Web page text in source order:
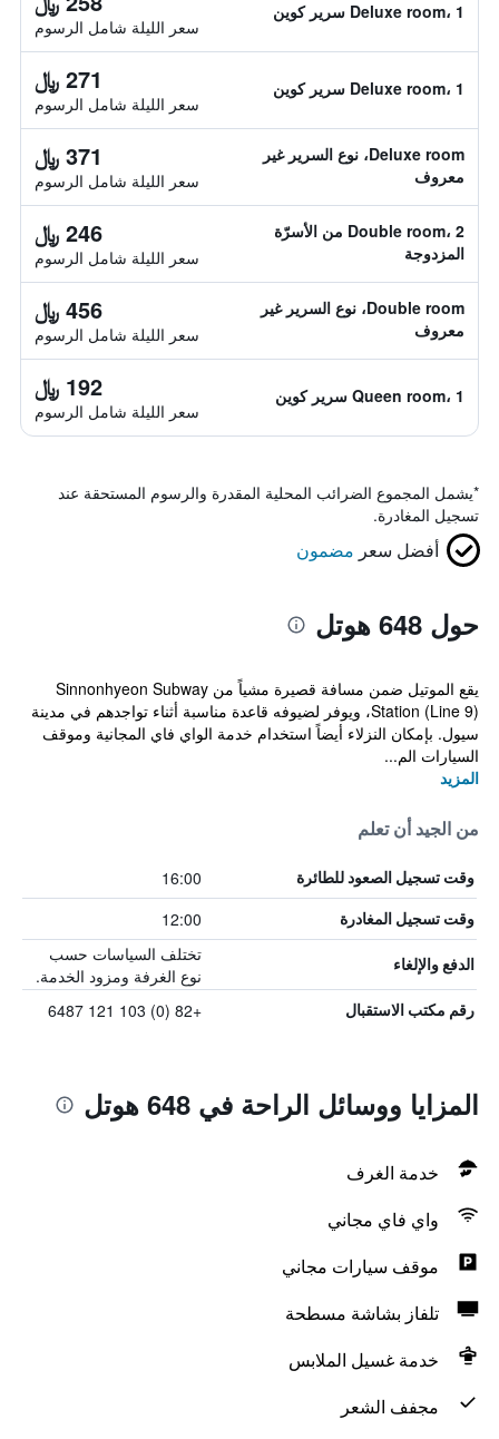
Deluxe room، 1 سرير كوين
سعر الليلة شامل الرسوم
Deluxe room، 1 سرير كوين 271 ﷼
سعر الليلة شامل الرسوم
Deluxe room، نوع السرير غير
معروف
371 ﷼
سعر الليلة شامل الرسوم
Double room، 2 من الأسرّة
المزدوجة
246 ﷼
سعر الليلة شامل الرسوم
Double room، نوع السرير غير
معروف
456 ﷼
سعر الليلة شامل الرسوم
Queen room، 1 سرير كوين 192 ﷼
سعر الليلة شامل الرسوم
*يشمل المجموع الضرائب المحلية المقدرة والرسوم المستحقة عند
تسجيل المغادرة.
أفضل سعر مضمون
حول 648 هوتل
يقع الموتيل ضمن مسافة قصيرة مشياً من Sinnonhyeon Subway
Station (Line 9)، ويوفر لضيوفه قاعدة مناسبة أثناء تواجدهم في مدينة
سيول. بإمكان النزلاء أيضاً استخدام خدمة الواي فاي المجانية وموقف
السيارات الم...
المزيد
من الجيد أن تعلم
وقت تسجيل الصعود للطائرة 16:00
وقت تسجيل المغادرة 12:00
الدفع والإلغاء
تختلف السياسات حسب
نوع الغرفة ومزود الخدمة.
رقم مكتب الاستقبال +82 (0) 103 121 6487
المزايا ووسائل الراحة في 648 هوتل
خدمة الغرف
واي فاي مجاني
موقف سيارات مجاني
تلفاز بشاشة مسطحة
خدمة غسيل الملابس
مجفف الشعر